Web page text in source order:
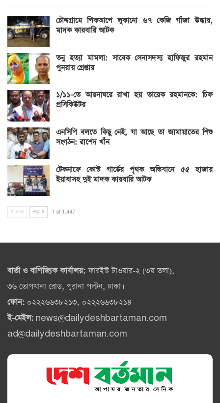
চৌদ্দগ্রামে পিকআপে লুকানো ৬৭ কেজি গাঁজা উদ্ধার,
মাদক কারবারি আটক
তনু হত্যা মামলা: সাবেক সেনাসদস্য হাফিজুর রহমান
পুনরায় গ্রেপ্তার
১/১১-তে আয়নাঘরে রাখা হয় তারেক রহমানকে: চিফ
প্রসিকিউটর
এনসিপি বলতে কিছু নেই, যা আছে তা জামায়াতের শিশু
সংগঠন: রাশেদ খাঁন
টেকনাফে কোস্ট গার্ডের পৃথক অভিযানে ৫৫ হাজার
ইয়াবাসহ দুই মাদক কারবারি আটক
আগে পরে 1 of 1,447
বার্তা ও বাণিজ্যিক কার্যালয়:ফারইস্ট টাওয়ার-২ (৩য় তলা),
৩৬ তোপখানা রোড, পুরানা পল্টন, ঢাকা।
ফোন: ০২২২৬৬৩৮২১৩, ০২২২৬৬৩৮২১৪
ই-মেইল: news@dailydeshbartaman.com
ad@dailydeshbartaman.com